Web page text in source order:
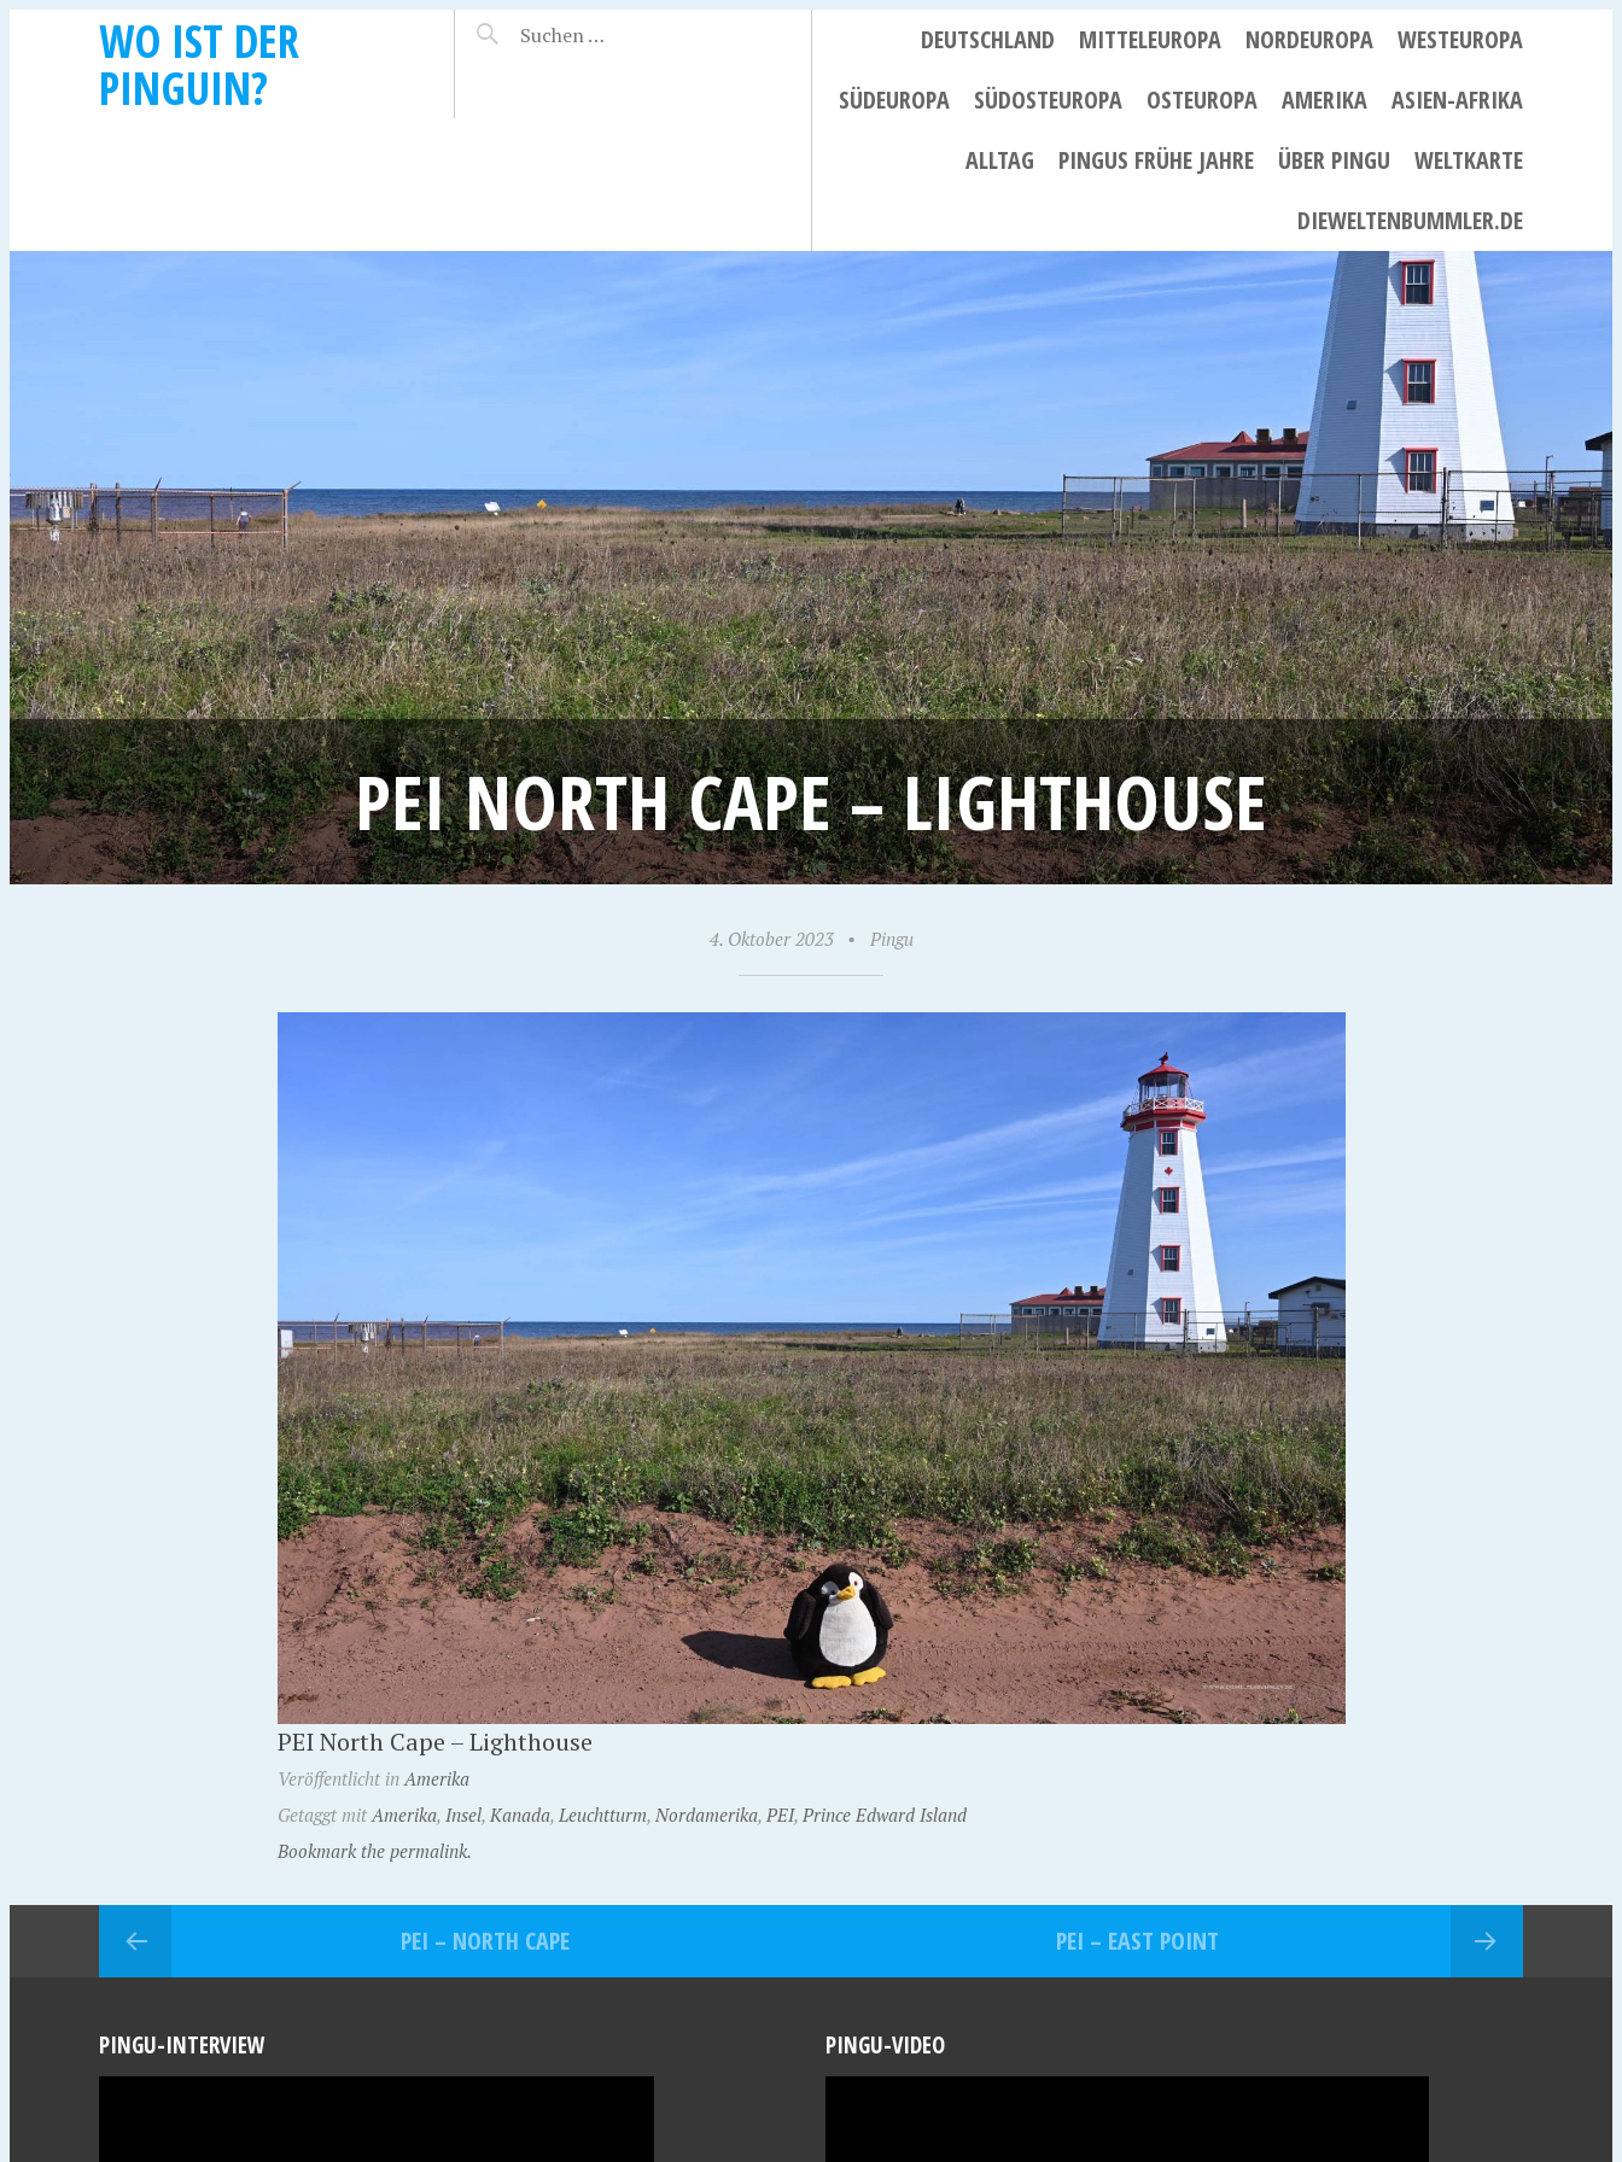
WO IST DER
PINGUIN?
DEUTSCHLAND MITTELEUROPA NORDEUROPA
WESTEUROPA
SÜDEUROPA
SÜDOSTEUROPA OSTEUROPA AMERIKA
ASIEN-AFRIKA
ALLTAG
PINGUS FRÜHE JAHRE ÜBER PINGU
WELTKARTE
DIEWELTENBUMMLER.DE
PEI NORTH CAPE – LIGHTHOUSE
4. Oktober 2023 • Pingu
PEI North Cape – Lighthouse
Veröffentlicht in Amerika
Getaggt mit Amerika, Insel, Kanada, Leuchtturm, Nordamerika, PEI, Prince Edward Island
Bookmark the permalink.
PEI – NORTH CAPE PEI – EAST POINT
PINGU-INTERVIEW PINGU-VIDEO